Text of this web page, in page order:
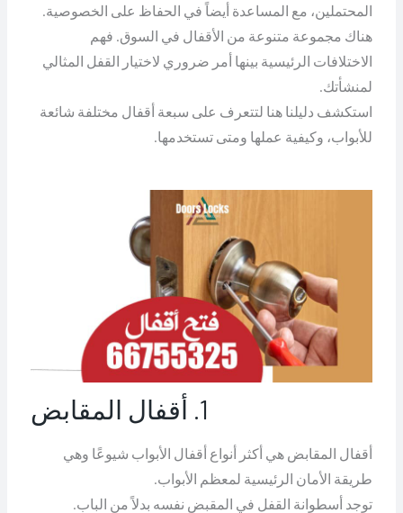
المحتملين، مع المساعدة أيضاً في الحفاظ على الخصوصية.
هناك مجموعة متنوعة من الأقفال في السوق. فهم
الاختلافات الرئيسية بينها أمر ضروري لاختيار القفل المثالي
لمنشأتك.
استكشف دليلنا هنا لتتعرف على سبعة أقفال مختلفة شائعة
للأبواب، وكيفية عملها ومتى تستخدمها.
1. أقفال المقابض
أقفال المقابض هي أكثر أنواع أقفال الأبواب شيوعًا وهي
طريقة الأمان الرئيسية لمعظم الأبواب.
توجد أسطوانة القفل في المقبض نفسه بدلاً من الباب.